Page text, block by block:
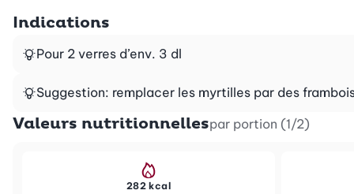
Indications
Pour 2 verres d’env. 3 dl
Suggestion: remplacer les myrtilles par des
Valeurs nutritionnellespar portion (1/2)
282 kcal